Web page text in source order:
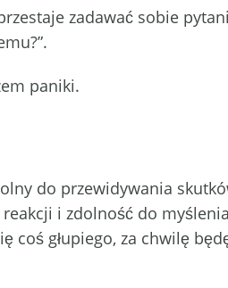
zadawać sobie
paniki.
do przewidywania
i zdolność do
coś głupiego, za chwilę